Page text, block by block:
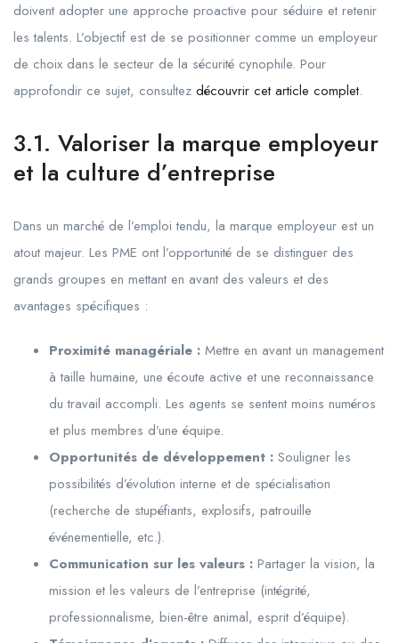
doivent adopter une approche proactive pour séduire et retenir
les talents. L’objectif est de se positionner comme un employeur
de choix dans le secteur de la sécurité cynophile. Pour
approfondir ce sujet, consultez découvrir cet article complet.
3.1. Valoriser la marque employeur
et la culture d’entreprise
Dans un marché de l’emploi tendu, la marque employeur est un
atout majeur. Les PME ont l’opportunité de se distinguer des
grands groupes en mettant en avant des valeurs et des
avantages spécifiques :
Proximité managériale : Mettre en avant un management
à taille humaine, une écoute active et une reconnaissance
du travail accompli. Les agents se sentent moins numéros
et plus membres d’une équipe.
Opportunités de développement : Souligner les
possibilités d’évolution interne et de spécialisation
(recherche de stupéfiants, explosifs, patrouille
événementielle, etc.).
Communication sur les valeurs : Partager la vision, la
mission et les valeurs de l’entreprise (intégrité,
professionnalisme, bien-être animal, esprit d’équipe).